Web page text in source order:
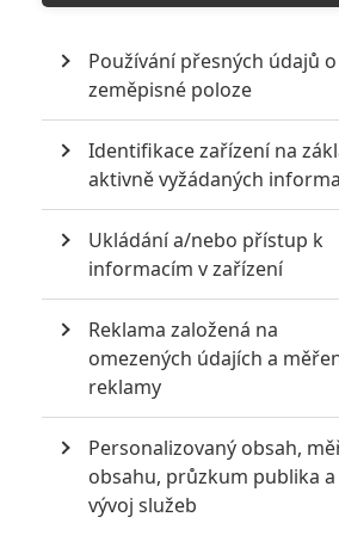
KOMENTÁŘE 2
Millie Bobby Brown a Vera Farmiga tuhle
Vstoupit do
SOUVISEJÍCÍ ČLÁNKY
Používání přesných údajů o
zeměpisné poloze
Identifikace zařízení na
aktivně vyžádaných
Ukládání a/nebo přístup k
informacím v zařízení
Reklama založená na
omezených údajích a
reklamy
Personalizovaný obsah,
obsahu, průzkum publika a
vývoj služeb